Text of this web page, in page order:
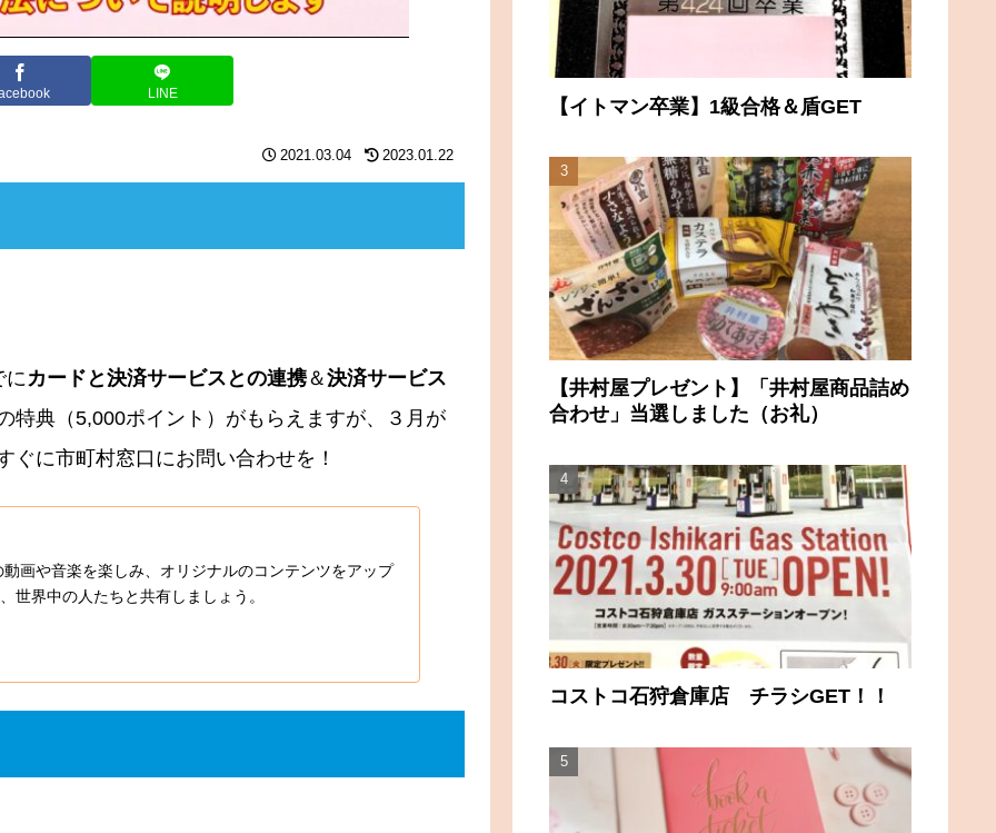
LINE
2021.03.04 2023.01.22
に カードと決済サービスとの連携＆決済サービス
特典（5,000ポイント）がもらえますが、３月が
に市町村窓口にお問い合わせを！
画や音楽を楽しみ、オリジナルのコンテンツをアップ
世界中の人たちと共有しましょう。
【イトマン卒業】1級合格＆盾GET
【井村屋プレゼント】「井村屋商品詰め
合わせ」当選しました（お礼）
コストコ石狩倉庫店 チラシGET！！